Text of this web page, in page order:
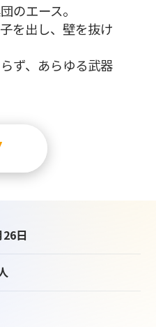
のエース。
を出し、壁を抜け
ず、あらゆる武器
26日